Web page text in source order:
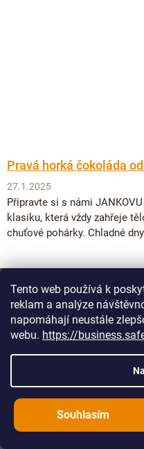
Tento web používá k
reklam a analýze
napomáhají neustále
webu. https://
Souhlasím
Pravá horká čokoláda
27.1.2025
Připravte si s námi
klasiku, která vždy zahřeje
chuťové pohárky. Chladné